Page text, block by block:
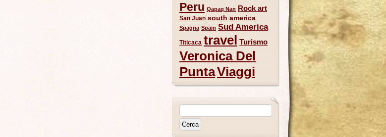
Peru Qapaq Nan Rock art
San Juan south america
Spagna Spain Sud America
Titicaca travel Turismo
Veronica Del
PuntaViaggi